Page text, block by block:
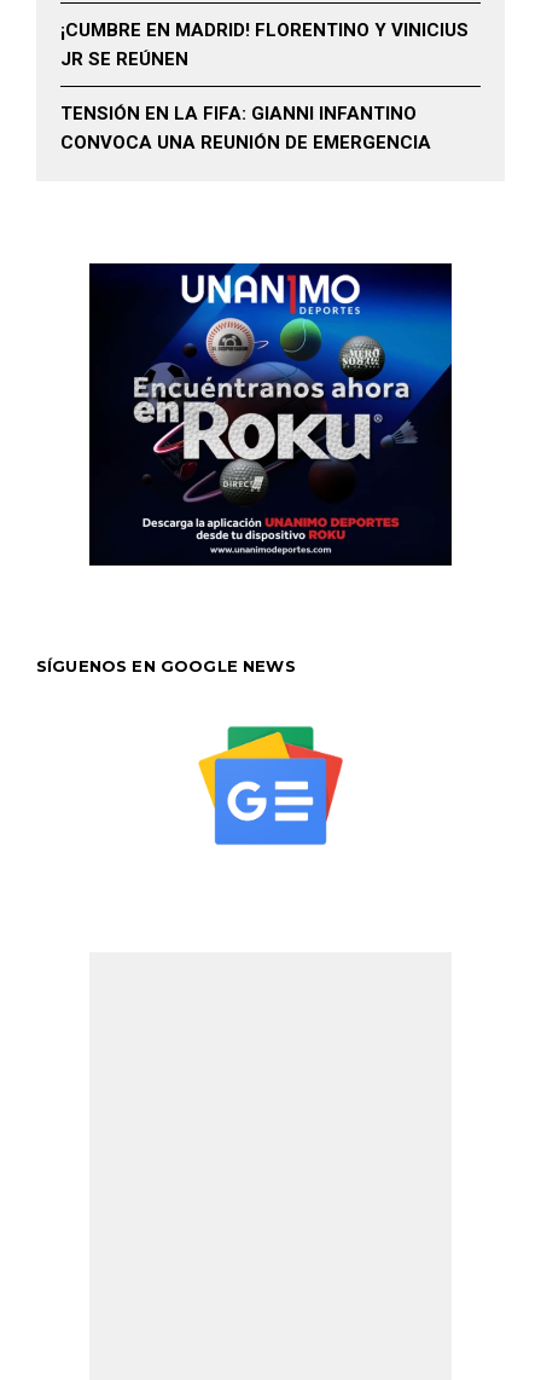
¡CUMBRE EN MADRID! FLORENTINO Y VINICIUS
JR SE REÚNEN
TENSIÓN EN LA FIFA: GIANNI INFANTINO
CONVOCA UNA REUNIÓN DE EMERGENCIA
SÍGUENOS EN GOOGLE NEWS